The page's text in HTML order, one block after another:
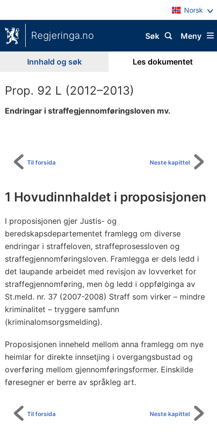
Norsk
Regjeringa.no Meny
Søk
Innhald og søk Les dokumentet
Prop. 92 L (2012–2013)
Endringar i straffegjennomføringsloven mv.
Neste kapittel
Til forsida
1 Hovudinnhaldet i proposisjonen
I proposisjonen gjer Justis- og
beredskapsdepartementet framlegg om diverse
endringar i straffeloven, straffeprosessloven og
straffegjennomføringsloven. Framlegga er dels ledd i
det laupande arbeidet med revisjon av lovverket for
straffegjennomføring, men òg ledd i oppfølginga av
St.meld. nr. 37 (2007-2008) Straff som virker – mindre
kriminalitet – tryggere samfunn
(kriminalomsorgsmelding).
Proposisjonen inneheld mellom anna framlegg om nye
heimlar for direkte innsetjing i overgangsbustad og
overføring mellom gjennomføringsformer. Einskilde
føresegner er berre av språkleg art.
Neste kapittel
Til forsida